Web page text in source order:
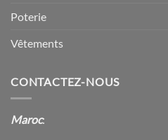
Poterie
Vêtements
CONTACTEZ-NOUS
Maroc: